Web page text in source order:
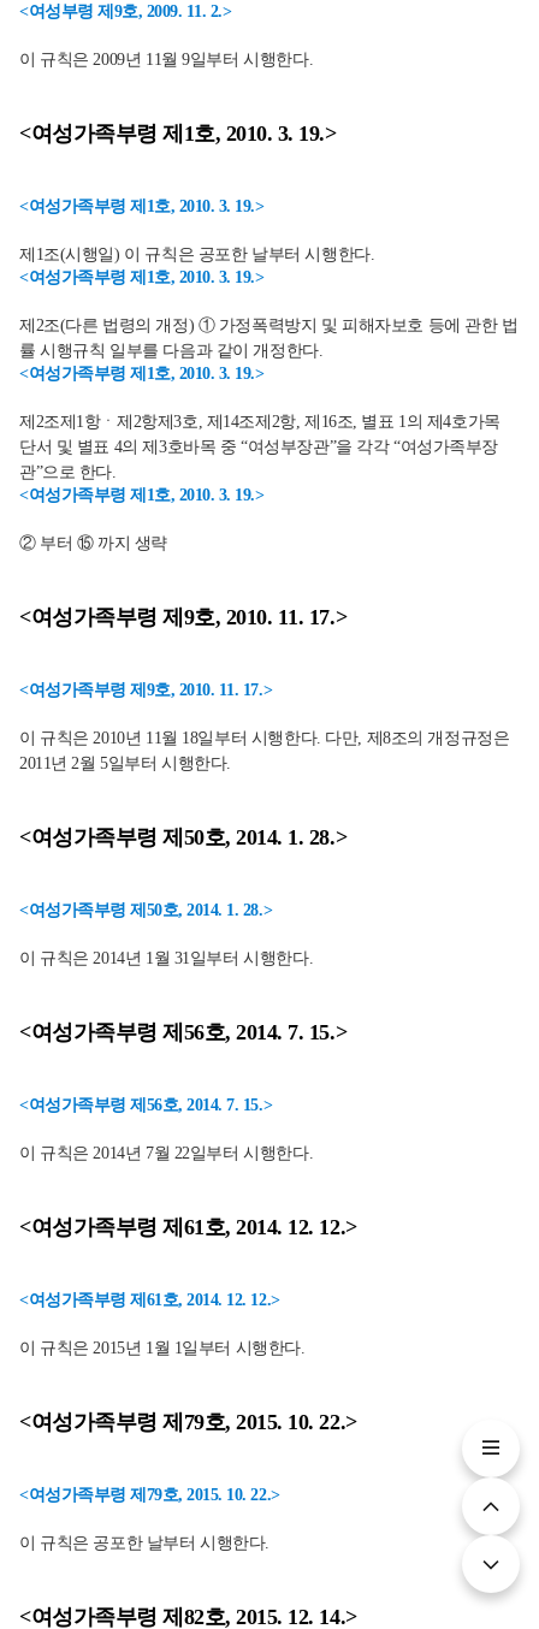
<여성부령 제9호, 2009. 11. 2.>
이 규칙은 2009년 11월 9일부터 시행한다.
<여성가족부령 제1호, 2010. 3. 19.>
<여성가족부령 제1호, 2010. 3. 19.>
제1조(시행일) 이 규칙은 공포한 날부터 시행한다.
<여성가족부령 제1호, 2010. 3. 19.>
제2조(다른 법령의 개정) ① 가정폭력방지 및 피해자보호 등에 관한 법
률 시행규칙 일부를 다음과 같이 개정한다.
<여성가족부령 제1호, 2010. 3. 19.>
제2조제1항ㆍ제2항제3호, 제14조제2항, 제16조, 별표 1의 제4호가목
단서 및 별표 4의 제3호바목 중 “여성부장관”을 각각 “여성가족부장
관”으로 한다.
<여성가족부령 제1호, 2010. 3. 19.>
② 부터 ⑮ 까지 생략
<여성가족부령 제9호, 2010. 11. 17.>
<여성가족부령 제9호, 2010. 11. 17.>
이 규칙은 2010년 11월 18일부터 시행한다. 다만, 제8조의 개정규정은
2011년 2월 5일부터 시행한다.
<여성가족부령 제50호, 2014. 1. 28.>
<여성가족부령 제50호, 2014. 1. 28.>
이 규칙은 2014년 1월 31일부터 시행한다.
<여성가족부령 제56호, 2014. 7. 15.>
<여성가족부령 제56호, 2014. 7. 15.>
이 규칙은 2014년 7월 22일부터 시행한다.
<여성가족부령 제61호, 2014. 12. 12.>
<여성가족부령 제61호, 2014. 12. 12.>
이 규칙은 2015년 1월 1일부터 시행한다.
<여성가족부령 제79호, 2015. 10. 22.>
<여성가족부령 제79호, 2015. 10. 22.>
이 규칙은 공포한 날부터 시행한다.
<여성가족부령 제82호, 2015. 12. 14.>